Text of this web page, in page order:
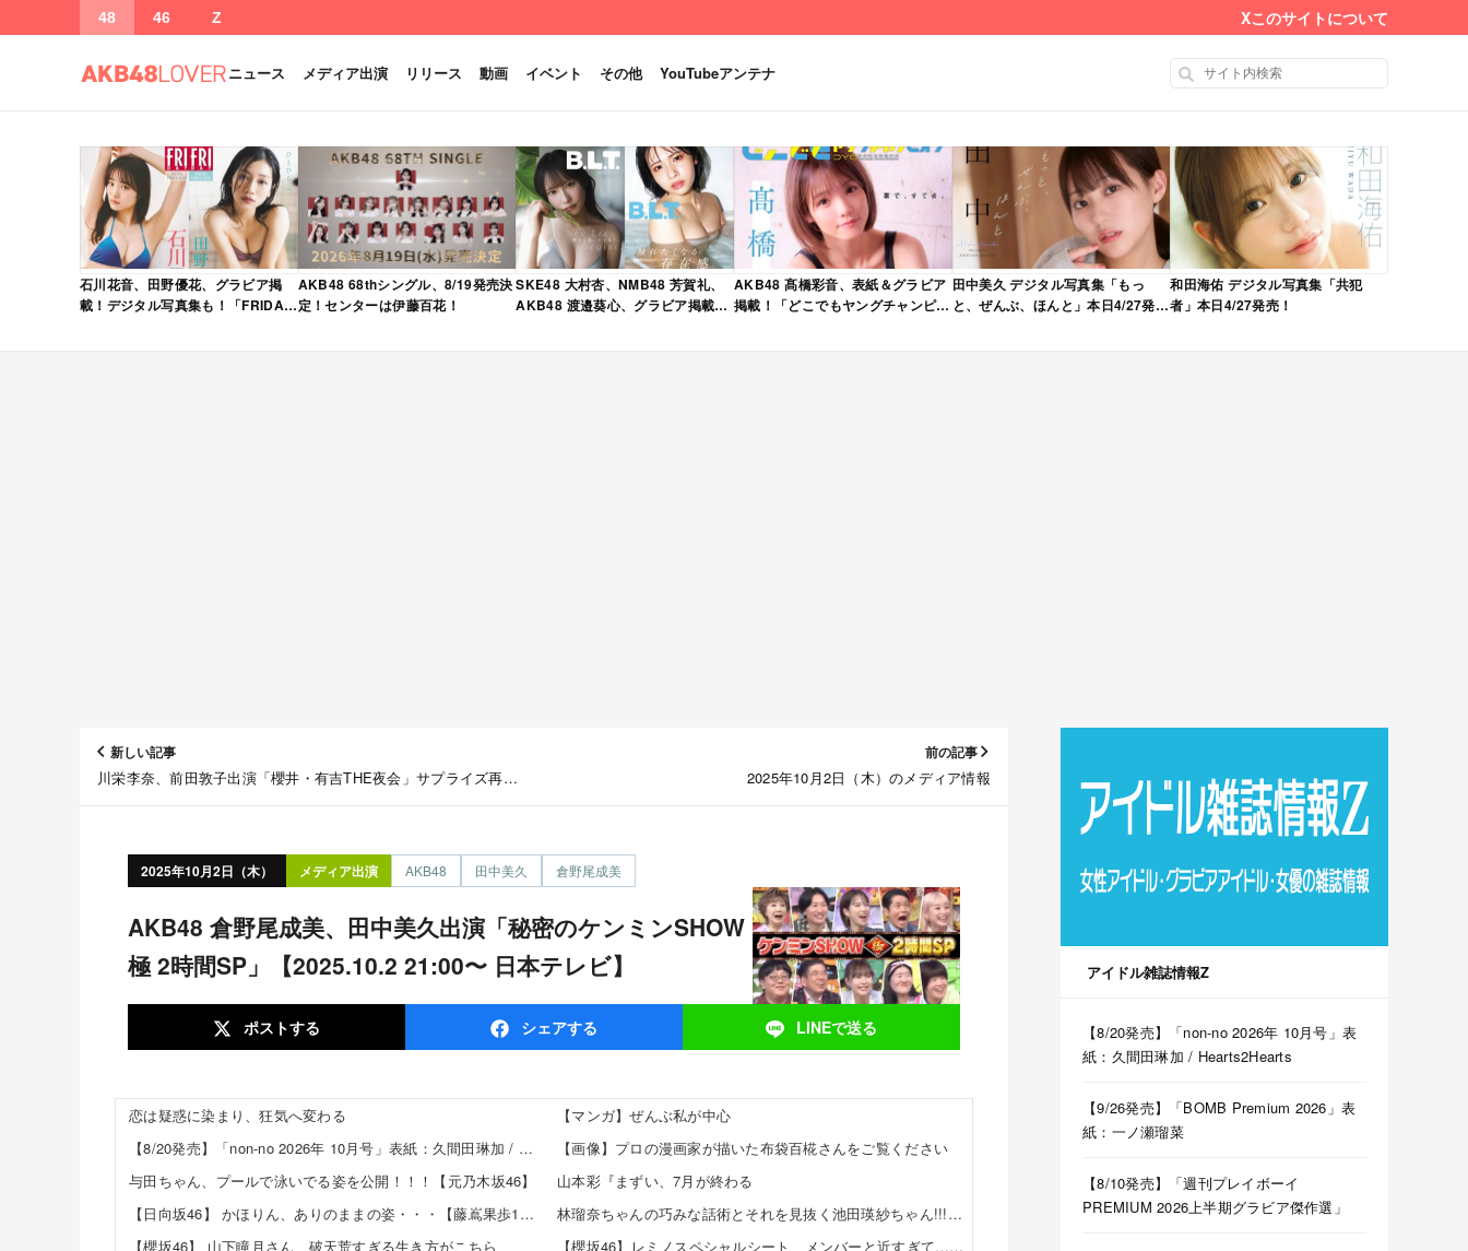
48 46 Z Xこのサイトについて
ニュース メディア出演 リリース 動画 イベント その他 YouTubeアンテナ
石川花音、田野優花、グラビア掲
載！デジタル写真集も！「FRIDAY
発売！
AKB48 68thシングル、8/19発売決
定！センターは伊藤百花！
SKE48 大村杏、NMB48 芳賀礼、
AKB48 渡邉葵心、グラビア掲載！
月号」本日4/28発売！
AKB48 髙橋彩音、表紙＆グラビア
掲載！「どこでもヤングチャンピオ
田中美久 デジタル写真集「もっ
と、ぜんぶ、ほんと」本日4/27発
和田海佑 デジタル写真集「共犯
者」本日4/27発売！
新しい記事
川栄李奈、前田敦子出演「櫻井・有吉THE夜会」サプライズ再会
前の記事
2025年10月2日（木）のメディア情報
2025年10月2日（木） メディア出演 AKB48 田中美久 倉野尾成美
AKB48 倉野尾成美、田中美久出演「秘密のケンミンSHOW
極 2時間SP」【2025.10.2 21:00〜 日本テレビ】
ポストする シェアする LINEで送る
恋は疑惑に染まり、狂気へ変わる
【8/20発売】「non-no 2026年 10月号」表紙：久間田琳加 / Hearts2Hearts
与田ちゃん、プールで泳いでる姿を公開！！！【元乃木坂46】
【日向坂46】 かほりん、ありのままの姿・・・【藤嶌果歩1st写真集】
【櫻坂46】 山下瞳月さん、破天荒すぎる生き方がこちら
【マンガ】ぜんぶ私が中心
【画像】プロの漫画家が描いた布袋百椛さんをご覧ください
山本彩『まずい、7月が終わる
林瑠奈ちゃんの巧みな話術とそれを見抜く池田瑛紗ちゃん!!!【乃木坂46】
【櫻坂46】レミノスペシャルシート、メンバーと近すぎて…【全国ツアー2026】
アイドル雑誌情報Z
【8/20発売】「non-no 2026年 10月号」表
紙：久間田琳加 / Hearts2Hearts
【9/26発売】「BOMB Premium 2026」表
紙：一ノ瀬瑠菜
【8/10発売】「週刊プレイボーイ
PREMIUM 2026上半期グラビア傑作選」